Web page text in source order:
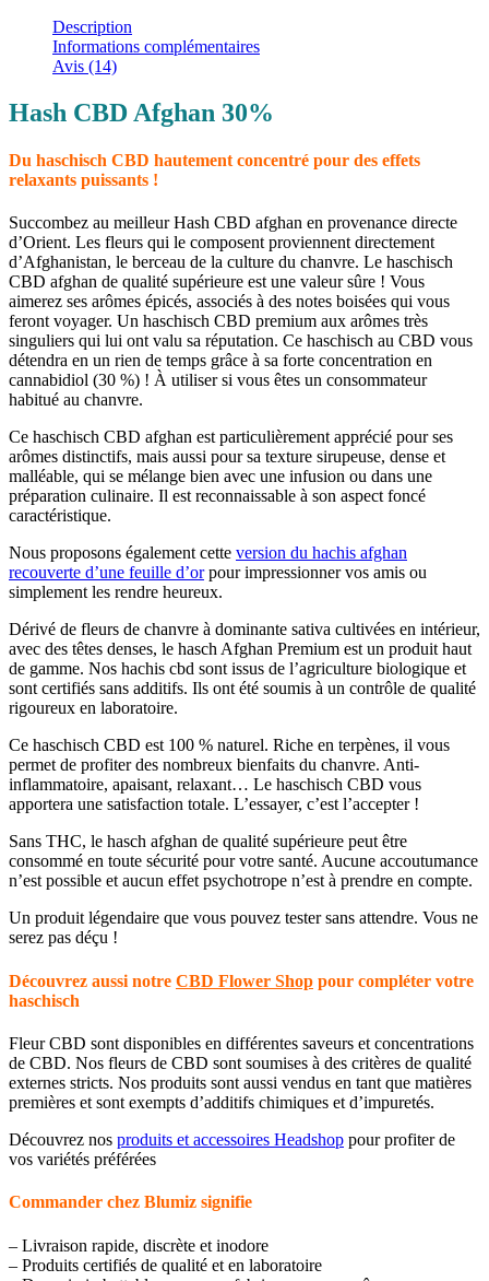
Description
Informations complémentaires
Avis (14)
Hash CBD Afghan 30%
Du haschisch CBD hautement concentré pour des effets
relaxants puissants !
Succombez au meilleur Hash CBD afghan en provenance directe
d’Orient. Les fleurs qui le composent proviennent directement
d’Afghanistan, le berceau de la culture du chanvre. Le haschisch
CBD afghan de qualité supérieure est une valeur sûre ! Vous
aimerez ses arômes épicés, associés à des notes boisées qui vous
feront voyager. Un haschisch CBD premium aux arômes très
singuliers qui lui ont valu sa réputation. Ce haschisch au CBD vous
détendra en un rien de temps grâce à sa forte concentration en
cannabidiol (30 %) ! À utiliser si vous êtes un consommateur
habitué au chanvre.
Ce haschisch CBD afghan est particulièrement apprécié pour ses
arômes distinctifs, mais aussi pour sa texture sirupeuse, dense et
malléable, qui se mélange bien avec une infusion ou dans une
préparation culinaire. Il est reconnaissable à son aspect foncé
caractéristique.
Nous proposons également cette version du hachis afghan
recouverte d’une feuille d’orpour impressionner vos amis ou
simplement les rendre heureux.
Dérivé de fleurs de chanvre à dominante sativa cultivées en intérieur,
avec des têtes denses, le hasch Afghan Premium est un produit haut
de gamme. Nos hachis cbd sont issus de l’agriculture biologique et
sont certifiés sans additifs. Ils ont été soumis à un contrôle de qualité
rigoureux en laboratoire.
Ce haschisch CBD est 100 % naturel. Riche en terpènes, il vous
permet de profiter des nombreux bienfaits du chanvre. Anti-
inflammatoire, apaisant, relaxant… Le haschisch CBD vous
apportera une satisfaction totale. L’essayer, c’est l’accepter !
Sans THC, le hasch afghan de qualité supérieure peut être
consommé en toute sécurité pour votre santé. Aucune accoutumance
n’est possible et aucun effet psychotrope n’est à prendre en compte.
Un produit légendaire que vous pouvez tester sans attendre. Vous ne
serez pas déçu !
Découvrez aussi notre CBD Flower Shop pour compléter votre
haschisch
Fleur CBD sont disponibles en différentes saveurs et concentrations
de CBD. Nos fleurs de CBD sont soumises à des critères de qualité
externes stricts. Nos produits sont aussi vendus en tant que matières
premières et sont exempts d’additifs chimiques et d’impuretés.
Découvrez nos produits et accessoires Headshop pour profiter de
vos variétés préférées
Commander chez Blumiz signifie
– Livraison rapide, discrète et inodore
– Produits certifiés de qualité et en laboratoire